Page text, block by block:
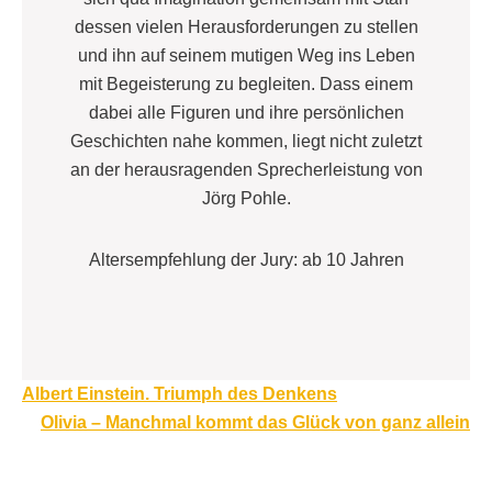
dessen vielen Herausforderungen zu stellen
und ihn auf seinem mutigen Weg ins Leben
mit Begeisterung zu begleiten. Dass einem
dabei alle Figuren und ihre persönlichen
Geschichten nahe kommen, liegt nicht zuletzt
an der herausragenden Sprecherleistung von
Jörg Pohle.
Altersempfehlung der Jury: ab 10 Jahren
Beitragsnavigation
Albert Einstein. Triumph des Denkens
Olivia – Manchmal kommt das Glück von ganz allein